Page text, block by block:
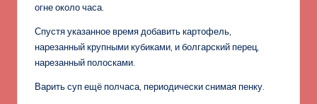
огне около часа.
Спустя указанное время добавить картофель,
нарезанный крупными кубиками, и болгарский перец,
нарезанный полосками.
Варить суп ещё полчаса, периодически снимая пенку.